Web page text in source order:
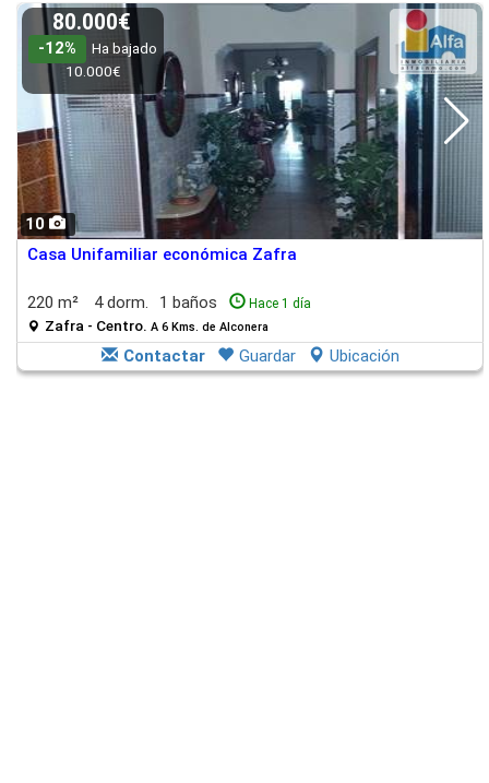
10
80.000€
-12%
Ha bajado
10.000€
Casa Unifamiliar económica Zafra
220 m² 4 dorm. 1 baños Hace 1 día
Zafra - Centro. A 6 Kms. de Alconera
Contactar Guardar Ubicación